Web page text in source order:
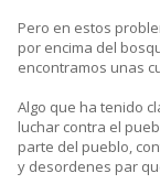
Pero en estos
por encima del
encontramos unas
Algo que ha tenido
luchar contra el
parte del pueblo,
y desordenes par